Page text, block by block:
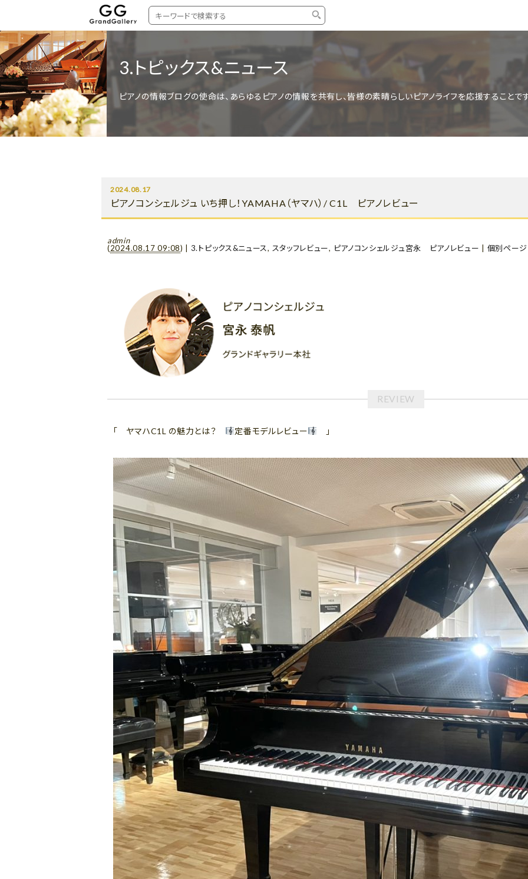
タイプ
中古アップライトピアノ
新品ピアノ
コンサートグランドピアノ
YAMAHA
KAWAI
STEINWAY&SONS
DIAPASON
もっとみる
ピアノ
3.トピックス&ニュース
ピアノの情報ブログの使命は、あらゆるピアノの情報を共有し、皆様の素晴らしいピアノライフを応援することです
2024.08.17
ピアノコンシェルジュ いち押し！YAMAHA（ヤマハ）/ C1L ピアノレビュー
admin
(2024.08.17 09:08) 3.トピックス&ニュース, スタッフレビュー, ピアノコンシェルジュ宮永 ピアノレビュー 個別ページ
「 ヤマハC1L の魅力とは？ 定番モデルレビュー 」